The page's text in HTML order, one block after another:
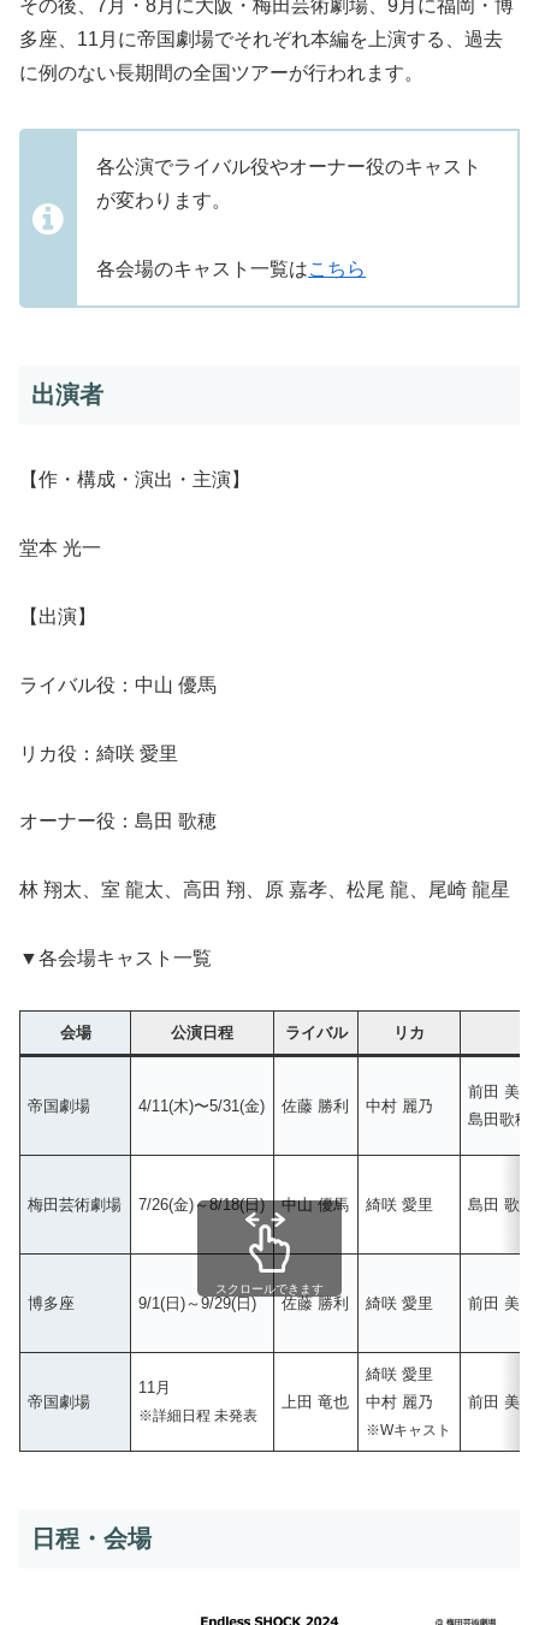
その後、7月・8月に大阪・梅田芸術劇場、9月に福岡・博
多座、11月に帝国劇場でそれぞれ本編を上演する、過去
に例のない長期間の全国ツアーが行われます。
各公演でライバル役やオーナー役のキャスト
が変わります。
各会場のキャスト一覧はこちら
出演者
【作・構成・演出・主演】
堂本 光一
【出演】
ライバル役：中山 優馬
リカ役：綺咲 愛里
オーナー役：島田 歌穂
林 翔太、室 龍太、高田 翔、原 嘉孝、松尾 龍、尾崎 龍星
▼各会場キャスト一覧
会場 公演日程 ライバル リカ
帝国劇場 4/11(木)〜5/31(金) 佐藤 勝利 中村 麗乃
前田 美
島田歌穂
梅田芸術劇場 7/26(金)～8/18(日) 中山 優馬 綺咲 愛里 島田 歌穂
博多座 9/1(日)～9/29(日) 佐藤 勝利 綺咲 愛里 前田 美波
帝国劇場
11月
※詳細日程 未発表
上田 竜也
綺咲 愛里
中村 麗乃
※Wキャスト
前田 美波
スクロールできます
日程・会場